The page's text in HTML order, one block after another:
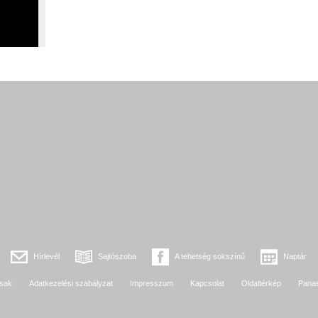
Hírlevél Sajtószoba A tehetség sokszínű Naptár
Adatkezelési szabályzat Impresszum Kapcsolat Oldaltérkép